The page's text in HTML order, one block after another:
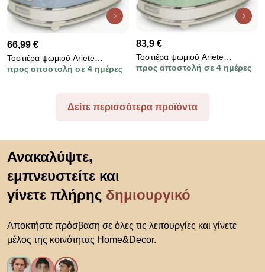
66,99 €
Τοστιέρα ψωμιού Ariete
VINTAGE 0155/05, 810W, 2
προς αποστολή σε 4 ημέρες
83,9 €
Τοστιέρα ψωμιού Ariete
VINTAGE 0155/04, 810W, 2
Πράσινο
προς αποστολή σε 4 ημέρες
Δείτε περισσότερα προϊόντα
Ανακαλύψτε,
εμπνευστείτε και
γίνετε πλήρης δημιουργικό
Αποκτήστε πρόσβαση σε όλες τις λειτουργίες και γίνετε
μέλος της κοινότητας Home&Decor.